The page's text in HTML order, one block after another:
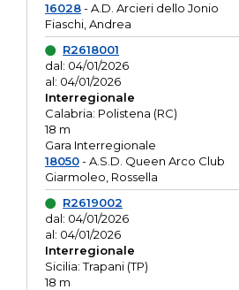
16028- A.D. Arcieri dello Jonio
Fiaschi, Andrea
R2618001
dal: 04/01/2026
al: 04/01/2026
Interregionale
Calabria: Polistena (RC)
18 m
Gara Interregionale
18050- A.S.D. Queen Arco Club
Giarmoleo, Rossella
R2619002
dal: 04/01/2026
al: 04/01/2026
Interregionale
Sicilia: Trapani (TP)
18 m